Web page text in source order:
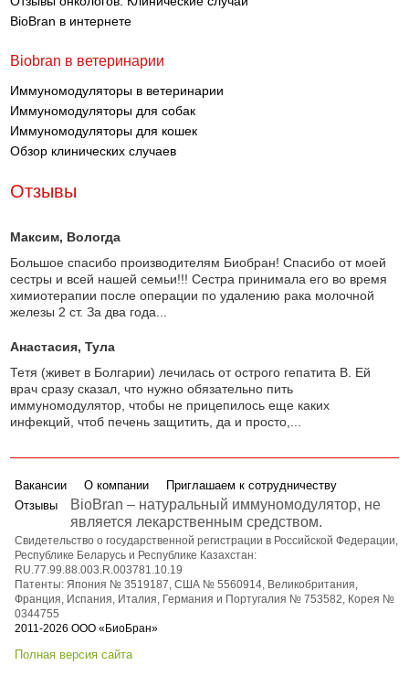
BioBran в интернете
Biobran в ветеринарии
Иммуномодуляторы в ветеринарии
Иммуномодуляторы для собак
Иммуномодуляторы для кошек
Обзор клинических случаев
Отзывы
Максим, Вологда
Большое спасибо производителям Биобран! Спасибо от моей
сестры и всей нашей семьи!!! Сестра принимала его во время
химиотерапии после операции по удалению рака молочной
железы 2 ст. За два года...
Анастасия, Тула
Тетя (живет в Болгарии) лечилась от острого гепатита В. Ей
врач сразу сказал, что нужно обязательно пить
иммуномодулятор, чтобы не прицепилось еще каких
инфекций, чтоб печень защитить, да и просто,...
Вакансии О компании
Приглашаем к сотрудничеству
Отзывы
BioBran – натуральный иммуномодулятор, не
является лекарственным средством.
Свидетельство о государственной регистрации в Российской Федерации,
Республике Беларусь и Республике Казахстан:
RU.77.99.88.003.R.003781.10.19
Патенты: Япония № 3519187, США № 5560914, Великобритания,
Франция, Испания, Италия, Германия и Португалия № 753582, Корея №
0344755
2011-2026 ООО «БиоБран»
Полная версия сайта